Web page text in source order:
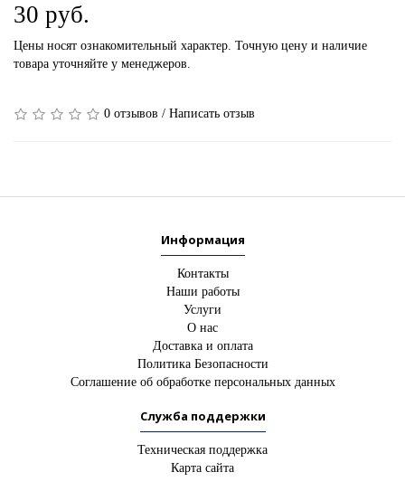
30 руб.
Цены носят ознакомительный характер. Точную цену и наличие
товара уточняйте у менеджеров.
0 отзывов / Написать отзыв
Информация
Контакты
Наши работы
Услуги
О нас
Доставка и оплата
Политика Безопасности
Соглашение об обработке персональных данных
Служба поддержки
Техническая поддержка
Карта сайта